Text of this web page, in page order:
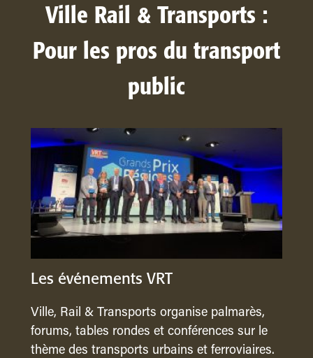
Ville Rail & Transports :
Pour les pros du transport
public
Les événements VRT
Ville, Rail & Transports organise palmarès,
forums, tables rondes et conférences sur le
thème des transports urbains et ferroviaires.